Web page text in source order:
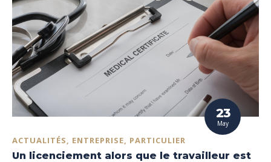
23
May
ACTUALITÉS, ENTREPRISE, PARTICULIER
Un licenciement alors que le travailleur est